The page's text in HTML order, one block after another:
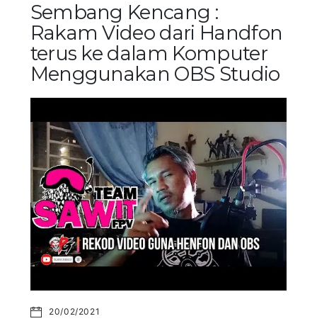
Sembang Kencang :
Rakam Video dari Handfon
terus ke dalam Komputer
Menggunakan OBS Studio
20/02/2021